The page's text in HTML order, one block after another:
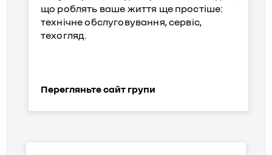
що роблять ваше життя ще простіше:
технічне обслуговування, сервіс,
техогляд.
Перегляньте сайт групи